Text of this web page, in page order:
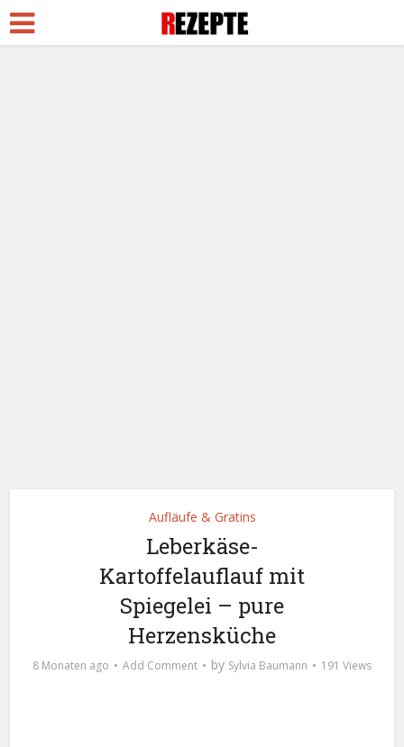
Aufläufe & Gratins
Leberkäse-
Kartoffelauflauf mit
Spiegelei – pure
Herzensküche
8 Monaten ago Add Comment by Sylvia Baumann 191 Views